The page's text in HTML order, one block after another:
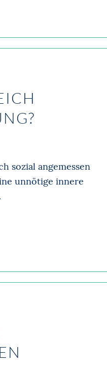
sozial angemessen
unnötige innere